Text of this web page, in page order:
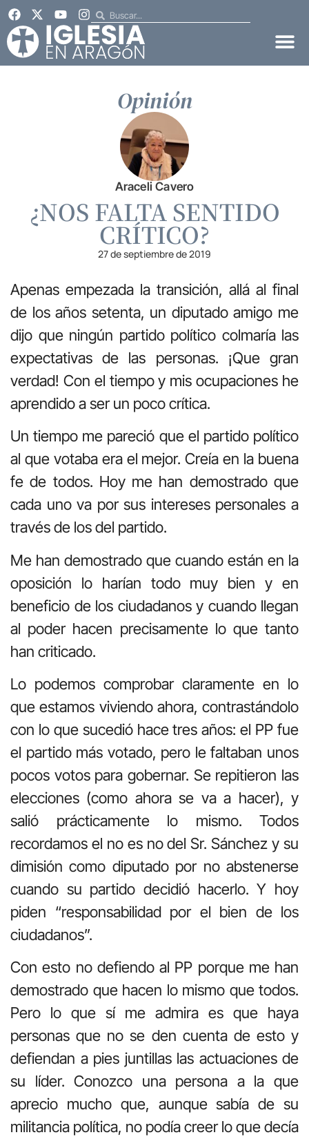
Opinión
Araceli Cavero
¿NOS FALTA SENTIDO
CRÍTICO?
27 de septiembre de 2019
Apenas empezada la transición, allá al final
de los años setenta, un diputado amigo me
dijo que ningún partido político colmaría las
expectativas de las personas. ¡Que gran
verdad! Con el tiempo y mis ocupaciones he
aprendido a ser un poco crítica.
Un tiempo me pareció que el partido político
al que votaba era el mejor. Creía en la buena
fe de todos. Hoy me han demostrado que
cada uno va por sus intereses personales a
través de los del partido.
Me han demostrado que cuando están en la
oposición lo harían todo muy bien y en
beneficio de los ciudadanos y cuando llegan
al poder hacen precisamente lo que tanto
han criticado.
Lo podemos comprobar claramente en lo
que estamos viviendo ahora, contrastándolo
con lo que sucedió hace tres años: el PP fue
el partido más votado, pero le faltaban unos
pocos votos para gobernar. Se repitieron las
elecciones (como ahora se va a hacer), y
salió prácticamente lo mismo. Todos
recordamos el no es no del Sr. Sánchez y su
dimisión como diputado por no abstenerse
cuando su partido decidió hacerlo. Y hoy
piden “responsabilidad por el bien de los
ciudadanos”.
Con esto no defiendo al PP porque me han
demostrado que hacen lo mismo que todos.
Pero lo que sí me admira es que haya
personas que no se den cuenta de esto y
defiendan a pies juntillas las actuaciones de
su líder. Conozco una persona a la que
aprecio mucho que, aunque sabía de su
militancia política, no podía creer lo que decía